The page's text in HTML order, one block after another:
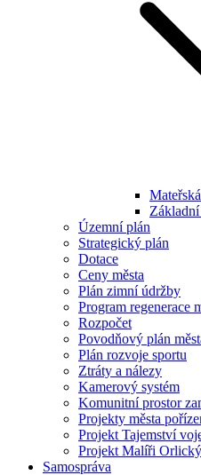
Územní plán
Strategický plán
Dotace
Ceny města
Plán zimní údržby
Program regenerace
Rozpočet
Povodňový plán
Plán rozvoje sportu
Ztráty a nálezy
Kamerový systém
Komunitní prostor
Projekty města
Projekt Tajemství
Projekt Malíři
Samospráva